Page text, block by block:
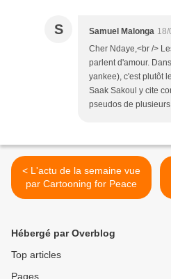
S Samuel Malonga
Cher Ndaye,<br />
parlent d'amour.
yankee), c'est plutôt
Saak Sakoul y cite
pseudos de
< L'actu de la semaine vue
par Cartooning for Peace
Hébergé par Overblog
Top articles
Pages